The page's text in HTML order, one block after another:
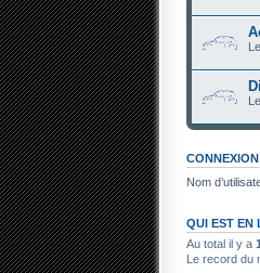
CONNEXION
Nom
QUI EST EN
Au total il y a 1
Le record du